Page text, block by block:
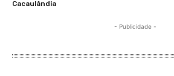
Cacaulândia
- Publicidade -